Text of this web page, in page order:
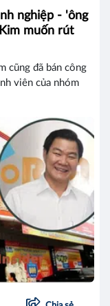
nghiệp - 'ông
muốn rút
cũng đã bán công
viên của nhóm